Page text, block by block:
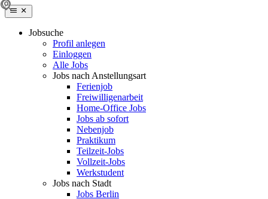
Jobsuche
Profil anlegen
Einloggen
Alle Jobs
Jobs nach Anstellungsart
Ferienjob
Freiwilligenarbeit
Home-Office Jobs
Jobs ab sofort
Nebenjob
Praktikum
Teilzeit-Jobs
Vollzeit-Jobs
Werkstudent
Jobs nach Stadt
Jobs Berlin